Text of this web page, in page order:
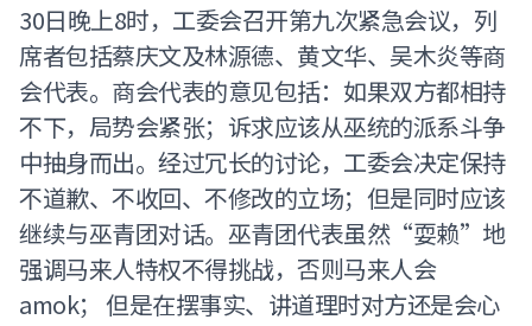
30日晚上8时，工委会召开第九次紧急会议，列
席者包括蔡庆文及林源德、黄文华、吴木炎等商
会代表。商会代表的意见包括：如果双方都相持
不下，局势会紧张；诉求应该从巫统的派系斗争
中抽身而出。经过冗长的讨论，工委会决定保持
不道歉、不收回、不修改的立场；但是同时应该
继续与巫青团对话。巫青团代表虽然“耍赖”地
强调马来人特权不得挑战，否则马来人会
amok； 但是在摆事实、讲道理时对方还是会心